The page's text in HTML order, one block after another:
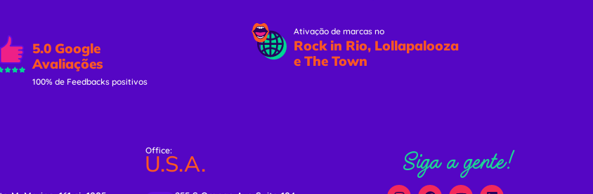
5.0 Google
Avaliações
100% de Feedbacks positivos
Ativação de marcas no
Rock in Rio, Lollapalooza
e The Town
Office:
U.S.A. Siga a gente!